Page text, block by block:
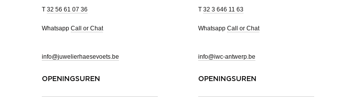
T 32 56 61 07 36
Whatsapp Call or Chat
info@juwelierhaesevoets.be
OPENINGSUREN
T 32 3 646 11 63
Whatsapp Call or Chat
info@iwc-antwerp.be
OPENINGSUREN